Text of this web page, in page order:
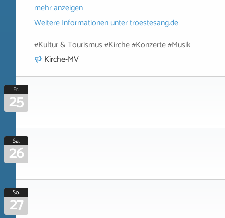
mehr anzeigen
Weitere Informationen untertroestesang.de
#Kultur & Tourismus #Kirche #Konzerte #Musik
Kirche-MV
Fr.
25
Sa.
26
So.
27